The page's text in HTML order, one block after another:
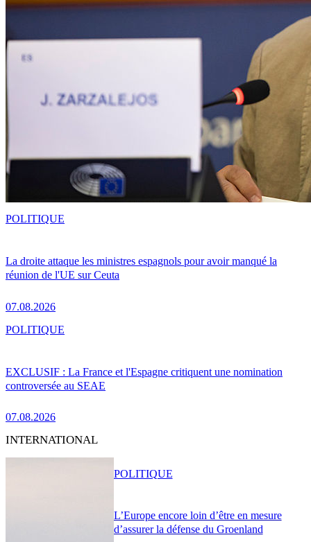
La droite attaque les ministres espagnols pour avoir manqué la
réunion de l'UE sur Ceuta
07.08.2026
POLITIQUE
EXCLUSIF : La France et l'Espagne critiquent une nomination
controversée au SEAE
07.08.2026
POLITIQUE
INTERNATIONAL
L’Europe encore loin d’être en mesure
d’assurer la défense du Groenland
POLITIQUE